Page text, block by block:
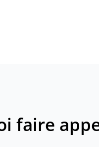
faire